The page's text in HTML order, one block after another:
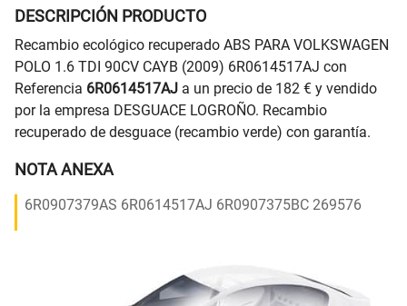
DESCRIPCIÓN PRODUCTO
Recambio ecológico recuperado ABS PARA VOLKSWAGEN
POLO 1.6 TDI 90CV CAYB (2009) 6R0614517AJ con
Referencia 6R0614517AJ a un precio de 182 € y vendido
por la empresa DESGUACE LOGROÑO. Recambio
recuperado de desguace (recambio verde) con garantía.
NOTA ANEXA
6R0907379AS 6R0614517AJ 6R0907375BC 269576